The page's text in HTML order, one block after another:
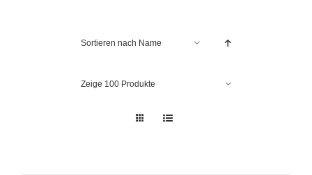
Sortieren nach Name
Zeige 100 Produkte